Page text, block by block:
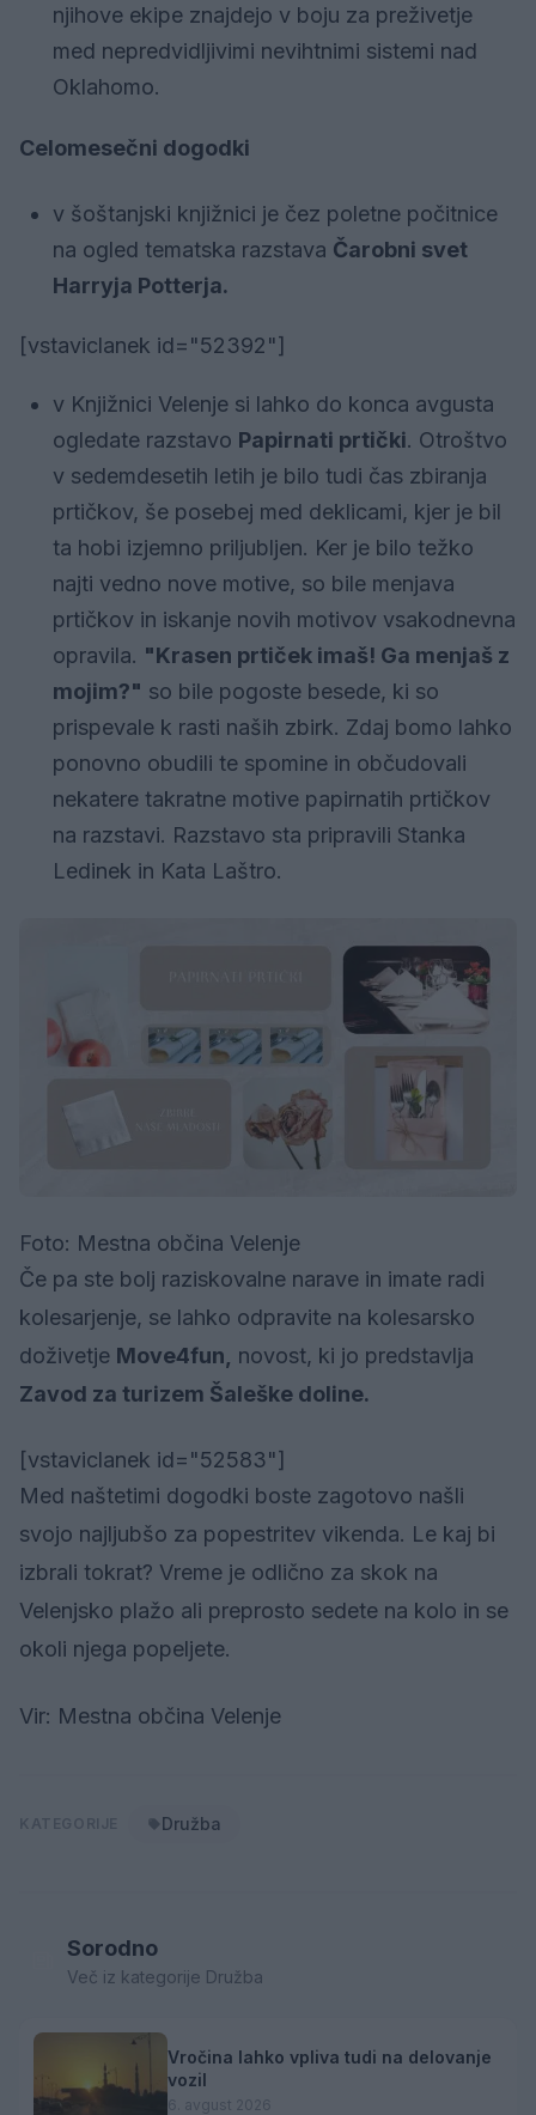
njihove ekipe znajdejo v boju za preživetje
med nepredvidljivimi nevihtnimi sistemi nad
Oklahomo.
Celomesečni dogodki
v šoštanjski knjižnici je čez poletne počitnice
na ogled tematska razstava Čarobni svet
Harryja Potterja.
[vstaviclanek id="52392"]
v Knjižnici Velenje si lahko do konca avgusta
ogledate razstavo Papirnati prtički. Otroštvo
v sedemdesetih letih je bilo tudi čas zbiranja
prtičkov, še posebej med deklicami, kjer je bil
ta hobi izjemno priljubljen. Ker je bilo težko
najti vedno nove motive, so bile menjava
prtičkov in iskanje novih motivov vsakodnevna
opravila. "Krasen prtiček imaš! Ga menjaš z
mojim?" so bile pogoste besede, ki so
prispevale k rasti naših zbirk. Zdaj bomo lahko
ponovno obudili te spomine in občudovali
nekatere takratne motive papirnatih prtičkov
na razstavi. Razstavo sta pripravili Stanka
Ledinek in Kata Laštro.
Foto: Mestna občina Velenje
Če pa ste bolj raziskovalne narave in imate radi
kolesarjenje, se lahko odpravite na kolesarsko
doživetje Move4fun, novost, ki jo predstavlja
Zavod za turizem Šaleške doline.
[vstaviclanek id="52583"]
Med naštetimi dogodki boste zagotovo našli
svojo najljubšo za popestritev vikenda. Le kaj bi
izbrali tokrat? Vreme je odlično za skok na
Velenjsko plažo ali preprosto sedete na kolo in se
okoli njega popeljete.
Vir: Mestna občina Velenje
Družba
Sorodno
Več iz kategorije Družba
Vročina lahko vpliva tudi na delovanje
vozil
6. avgust 2026